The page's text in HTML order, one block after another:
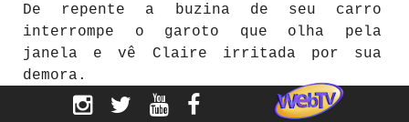
De repente a buzina de seu carro
interrompe o garoto que olha pela
janela e vê Claire irritada por sua
demora.
Bom, vou indo nessa, a Claire já